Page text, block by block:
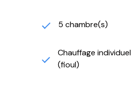
5 chambre(s)
Chauffage
(fioul)